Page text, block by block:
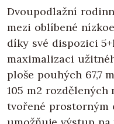
Dvoupodlažní
mezi oblíbené
díky své dispozici
maximalizaci
ploše pouhých 67,7
105 m2 rozdělených
tvořené prostorným